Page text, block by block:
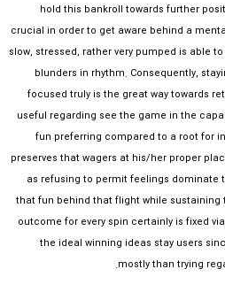
hold this bankroll towards further
crucial in order to get aware behind a
slow, stressed, rather very pumped is able
blunders in rhythm. Consequently,
focused truly is the great way towards
useful regarding see the game in the
fun preferring compared to a root for
preserves that wagers at his/her proper
as refusing to permit feelings dominate
that fun behind that flight while
outcome for every spin certainly is fixed
the ideal winning ideas stay users
mostly than trying